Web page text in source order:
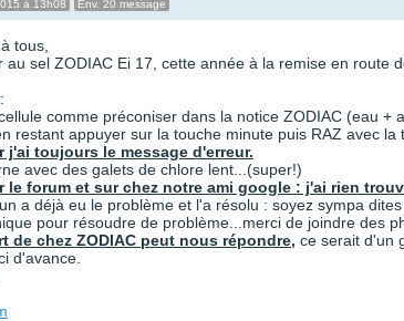
à 13h08 Env. 20 message
tous,
au sel ZODIAC Ei 17, cette année à la remise en route
comme préconiser dans la notice ZODIAC (eau +
restant appuyer sur la touche minute puis RAZ avec la
j'ai toujours le message d'erreur.
avec des galets de chlore lent...(super!)
le forum et sur chez notre ami google : j'ai rien
a déjà eu le problème et l'a résolu : soyez sympa
pour résoudre de problème...merci de joindre des
de chez ZODIAC peut nous répondre, ce serait d'un
d'avance.